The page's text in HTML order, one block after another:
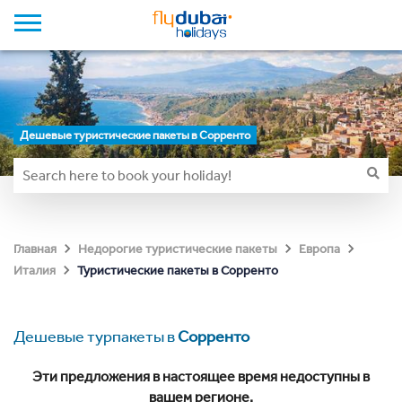
Дешевые туристические пакеты в Сорренто
Главная Недорогие туристические пакеты
Европа
Италия
Туристические пакеты в Сорренто
Дешевые турпакеты вСорренто
Эти предложения в настоящее время недоступны в
вашем регионе.